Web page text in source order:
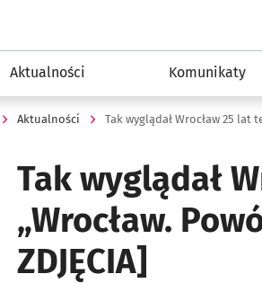
Aktualności Komunikaty
Aktualności
Tak wyglądał
„Wrocław.
ZDJĘCIA]